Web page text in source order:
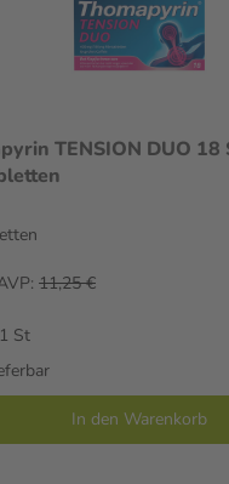
TENSION DUO 18 St
11,25 €
St
In den Warenkorb